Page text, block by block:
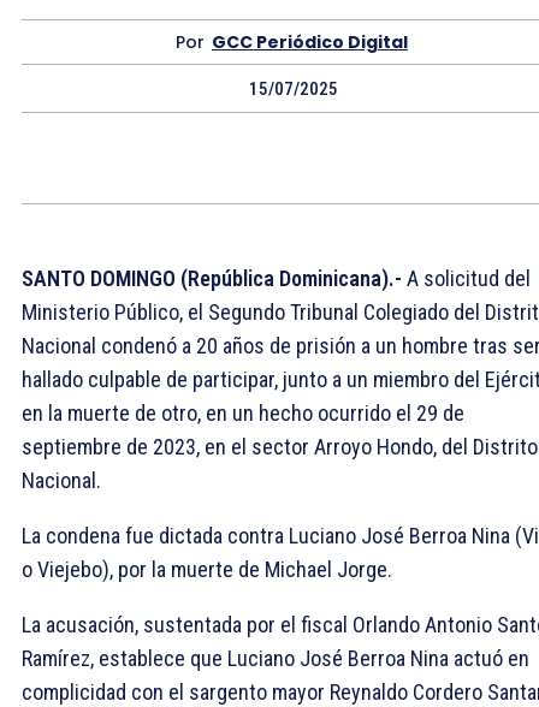
Por GCC Periódico Digital
15/07/2025
SANTO DOMINGO (República Dominicana).- A solicitud del
Ministerio Público, el Segundo Tribunal Colegiado del
Nacional condenó a 20 años de prisión a un hombre tras
hallado culpable de participar, junto a un miembro del
en la muerte de otro, en un hecho ocurrido el 29 de
septiembre de 2023, en el sector Arroyo Hondo, del Distrito
Nacional.
La condena fue dictada contra Luciano José Berroa Nina
o Viejebo), por la muerte de Michael Jorge.
La acusación, sustentada por el fiscal Orlando Antonio
Ramírez, establece que Luciano José Berroa Nina actuó en
complicidad con el sargento mayor Reynaldo Cordero